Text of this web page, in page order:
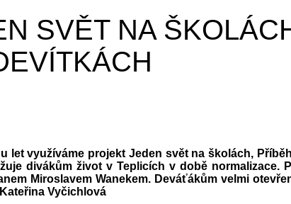
SVĚT NA
let využíváme projekt Jeden svět na školách,
divákům život v Teplicích v době normalizace.
Miroslavem Wanekem. Deváťákům velmi
Kateřina Vyčichlová